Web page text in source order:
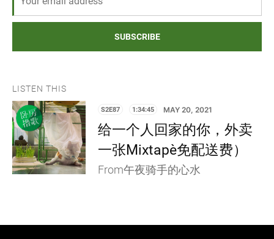
SUBSCRIBE
LISTEN THIS
S2E87 1:34:45 MAY 20, 2021
给一个人回家的你，外卖
一张Mixtape（免配送费）
From午夜骑手的心水